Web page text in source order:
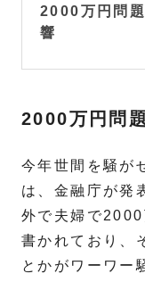
2000万円問
響
2000万円問
今年世間を騒が
は、金融庁が発
外で夫婦で
書かれており、
とかがワーワー